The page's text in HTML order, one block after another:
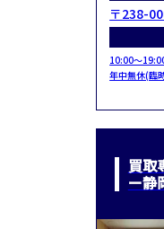
〒238-
10:00～
年中無休(臨
買取
ー静